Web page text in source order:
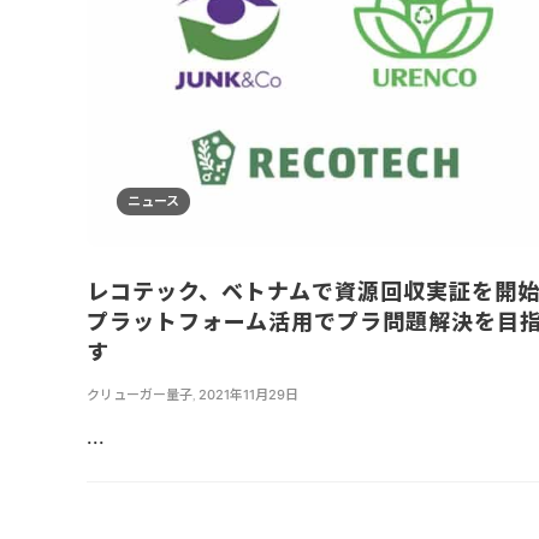
ニュース
レコテック、ベトナムで資源回収実証を開
プラットフォーム活用でプラ問題解決を目
す
クリューガー量子, 2021年11月29日
...